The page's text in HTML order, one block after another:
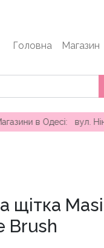
Головна Магазин
вул. Ніни
щітка
Brush